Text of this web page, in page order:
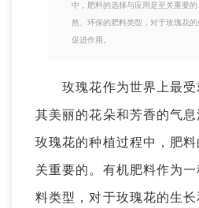
中，肥料的选择与应用是至关重要
然、环保的肥料类型，对于玫瑰花
促进作用。
玫瑰花作为世界上最受
其美丽的花朵和芳香的气
玫瑰花的种植过程中，肥
关重要的。有机肥料作为
料类型，对于玫瑰花的生